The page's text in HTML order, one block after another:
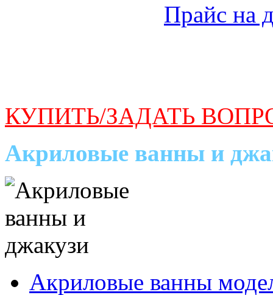
Прайс на
КУПИТЬ/ЗАДАТЬ
Акриловые ванны и
Акриловые ванны